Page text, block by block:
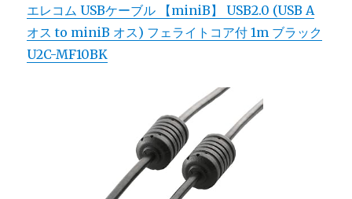
エレコム USBケーブル 【miniB】 USB2.0 (USB A
オス to miniB オス) フェライトコア付 1m ブラック
U2C-MF10BK